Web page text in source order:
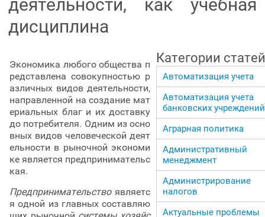
деятельности, как учебная
дисциплина
Экономика любого общества п
редставлена совокупностью р
азличных видов деятельности,
направленной на создание мат
ериальных благ и их доставку
до потребителя. Одним из осно
вных видов человеческой деят
ельности в рыночной экономи
ке является предпринимательс
кая.
Предпринимательство являетс
я одной из главных составляю
Категории статей
Автоматизация учета
Автоматизация учета
банковских учреждений
Аграрная политика
Административный
менеджмент
Администрирование
налогов
Актуальные проблемы